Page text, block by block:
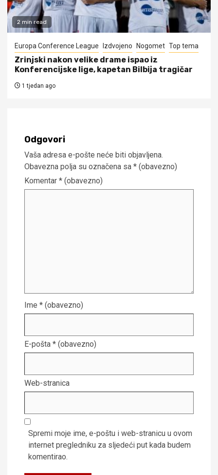
2 min read
Europa Conference League Izdvojeno Nogomet Top tema
Zrinjski nakon velike drame ispao iz
Konferencijske lige, kapetan Bilbija tragičar
1 tjedan ago
Odgovori
Vaša adresa e-pošte neće biti objavljena.
Obavezna polja su označena sa * (obavezno)
Komentar * (obavezno)
Ime * (obavezno)
E-pošta * (obavezno)
Web-stranica
Spremi moje ime, e-poštu i web-stranicu u ovom
internet pregledniku za sljedeći put kada budem
komentirao.